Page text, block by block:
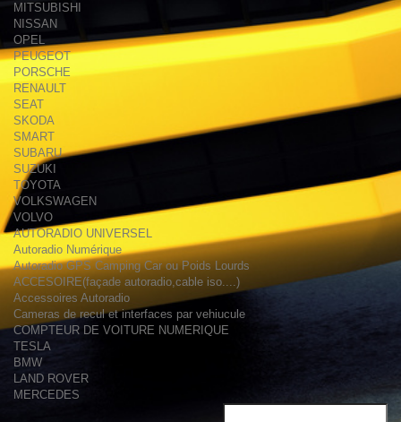
MITSUBISHI
NISSAN
OPEL
PEUGEOT
PORSCHE
RENAULT
SEAT
SKODA
SMART
SUBARU
SUZUKI
TOYOTA
VOLKSWAGEN
VOLVO
AUTORADIO UNIVERSEL
Autoradio Numérique
Autoradio GPS Camping Car ou Poids Lourds
ACCESOIRE(façade autoradio,cable iso....)
Accessoires Autoradio
Cameras de recul et interfaces par vehiucule
COMPTEUR DE VOITURE NUMERIQUE
TESLA
BMW
LAND ROVER
MERCEDES